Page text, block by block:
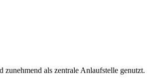
als zentrale Anlaufstelle genutzt.